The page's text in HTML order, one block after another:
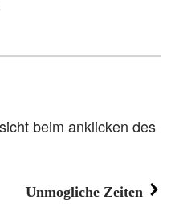
beim anklicken des
Unmogliche Zeiten